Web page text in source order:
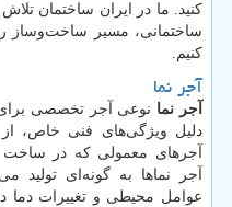
کنید. ما در ایران ساختمان تلاش
ساختمانی، مسیر ساخت‌وساز
کنیم.
آجر نما
آجر نما نوعی آجر تخصصی
دلیل ویژگی‌های فنی خاص،
آجرهای معمولی که در ساخت
آجر نماها به گونه‌ای تولید
عوامل محیطی و تغییرات دما